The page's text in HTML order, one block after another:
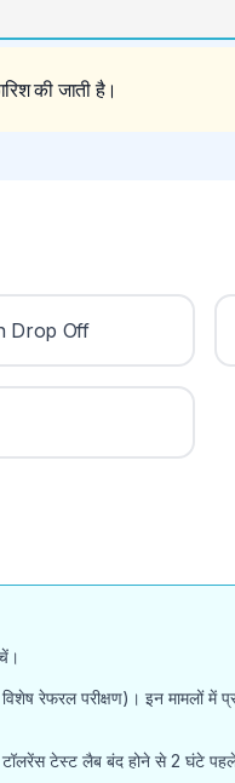
की जाती है।
Drop Off
रेफरल परीक्षण)। इन मामलों
टेस्ट लैब बंद होने से 2 घंटे